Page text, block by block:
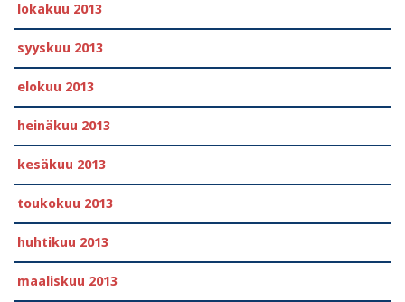
lokakuu 2013
syyskuu 2013
elokuu 2013
heinäkuu 2013
kesäkuu 2013
toukokuu 2013
huhtikuu 2013
maaliskuu 2013